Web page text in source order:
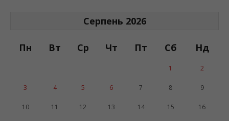
Серпень 2026
Пн Вт Ср Чт Пт Сб Нд
1 2
3 4 5 6 7 8 9
10 11 12 13 14 15 16